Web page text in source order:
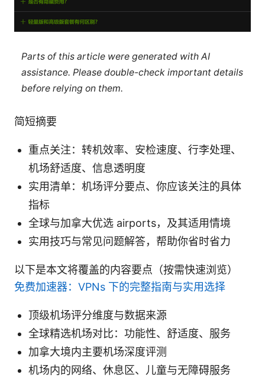
Parts of this article were generated with AI
assistance. Please double-check important details
before relying on them.
简短摘要
重点关注：转机效率、安检速度、行李处理、
机场舒适度、信息透明度
实用清单：机场评分要点、你应该关注的具体
指标
全球与加拿大优选 airports，及其适用情境
实用技巧与常见问题解答，帮助你省时省力
以下是本文将覆盖的内容要点（按需快速浏览）
免费加速器：VPNs 下的完整指南与实用选择
顶级机场评分维度与数据来源
全球精选机场对比：功能性、舒适度、服务
加拿大境内主要机场深度评测
机场内的网络、休息区、儿童与无障碍服务